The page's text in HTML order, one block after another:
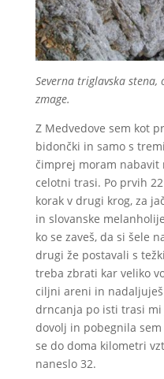
Severna triglavska
zmage.
Z Medvedove sem kot
bidončki in samo s
čimprej moram nabavit
celotni trasi. Po prvih
korak v drugi krog, za
in slovanske
ko se zaveš, da si šele
drugi že postavali s
treba zbrati kar veliko
ciljni areni in
drncanja po isti trasi
dovolj in pobegnila sem
se do doma kilometri
naneslo 32.